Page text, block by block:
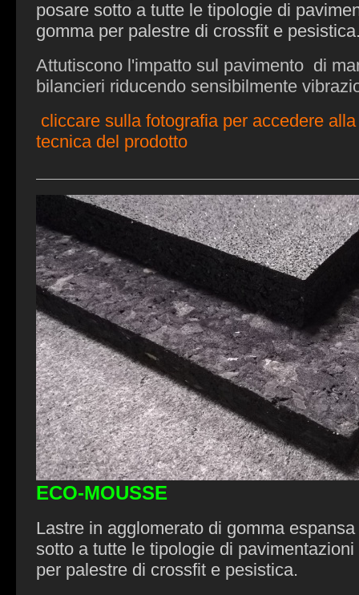
posare sotto a tutte le tipologie di
gomma per palestre di crossfit e
Attutiscono l'impatto sul pavimento di
bilancieri riducendo sensibilmente
cliccare sulla fotografia per accedere
tecnica del prodotto
ECO-MOUSSE
Lastre in agglomerato di gomma
sotto a tutte le tipologie di
per palestre di crossfit e pesistica.